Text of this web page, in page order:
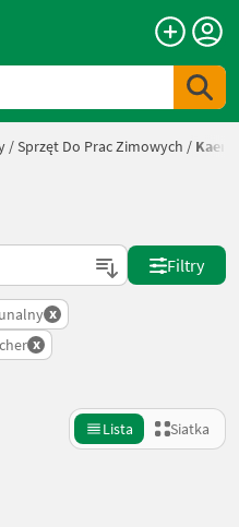
/Sprzęt Do Prac Zimowych /
Filtry
x
x
Lista Siatka